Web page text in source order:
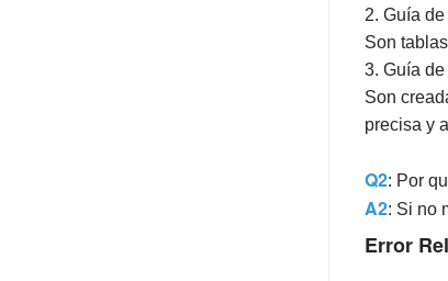
2. Guía
Son
3. Guía
Son
precisa y
Q2: Por
A2: Si no
Error